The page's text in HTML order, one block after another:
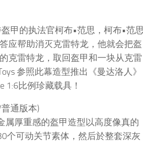
甲的执法官柯布•范思，柯布•范
应帮助消灭克雷特龙，他就会把盔
克雷特龙，取回盔甲和一块从克雷
参照此幕造型推出《曼达洛人》
1:6比例珍藏载具！
通版本)
属厚重感的盔甲造型以高度像真的
个可动关节素体，然后於整套深灰